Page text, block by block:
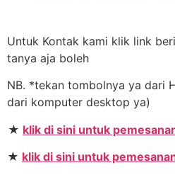
Untuk Kontak kami klik link
tanya aja boleh
NB. *tekan tombolnya ya dari
dari komputer desktop ya)
★ klik di sini untuk
★ klik di sini untuk